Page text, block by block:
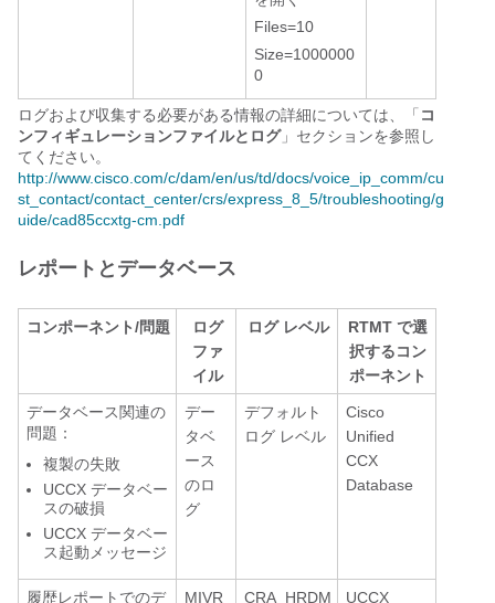
Files=10
Size=1000000
0
ログおよび収集する必要がある情報の詳細については、「 コ
ンフィギュレーションファイルとログ」セクションを参照し
てください。
http://www.cisco.com/c/dam/en/us/td/docs/voice_ip_comm/cu
st_contact/contact_center/crs/express_8_5/troubleshooting/g
uide/cad85ccxtg-cm.pdf
レポートとデータベース
コンポーネント/問題
ログ
ファ
イル
ログ レベル
RTMT で選
択するコン
ポーネント
データベース関連の
問題：
複製の失敗
UCCX データベー
スの破損
UCCX データベー
ス起動メッセージ
デー
タベ
ース
のロ
グ
デフォルト
ログ レベル
Cisco
Unified
CCX
Database
履歴レポートでのデ
MIVR
CRA_HRDM
UCCX